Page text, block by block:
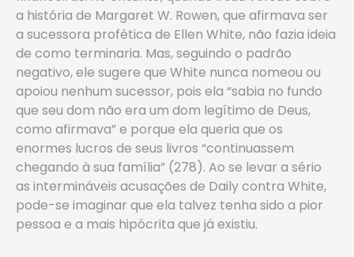
a história de Margaret W. Rowen, que afirmava ser
a sucessora profética de Ellen White, não fazia ideia
de como terminaria. Mas, seguindo o padrão
negativo, ele sugere que White nunca nomeou ou
apoiou nenhum sucessor, pois ela “sabia no fundo
que seu dom não era um dom legítimo de Deus,
como afirmava” e porque ela queria que os
enormes lucros de seus livros “continuassem
chegando à sua família” (278). Ao se levar a sério
as intermináveis acusações de Daily contra White,
pode-se imaginar que ela talvez tenha sido a pior
pessoa e a mais hipócrita que já existiu.